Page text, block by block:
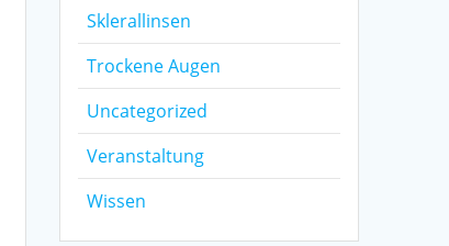
Sklerallinsen
Trockene Augen
Uncategorized
Veranstaltung
Wissen